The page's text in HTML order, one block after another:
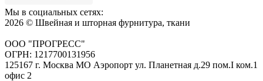
Мы в социальных сетях:
2026 © Швейная и шторная фурнитура, ткани
ООО "ПРОГРЕСС"
ОГРН: 1217700131956
125167 г. Москва МО Аэропорт ул. Планетная д.29 пом.I ком.1
офис 2